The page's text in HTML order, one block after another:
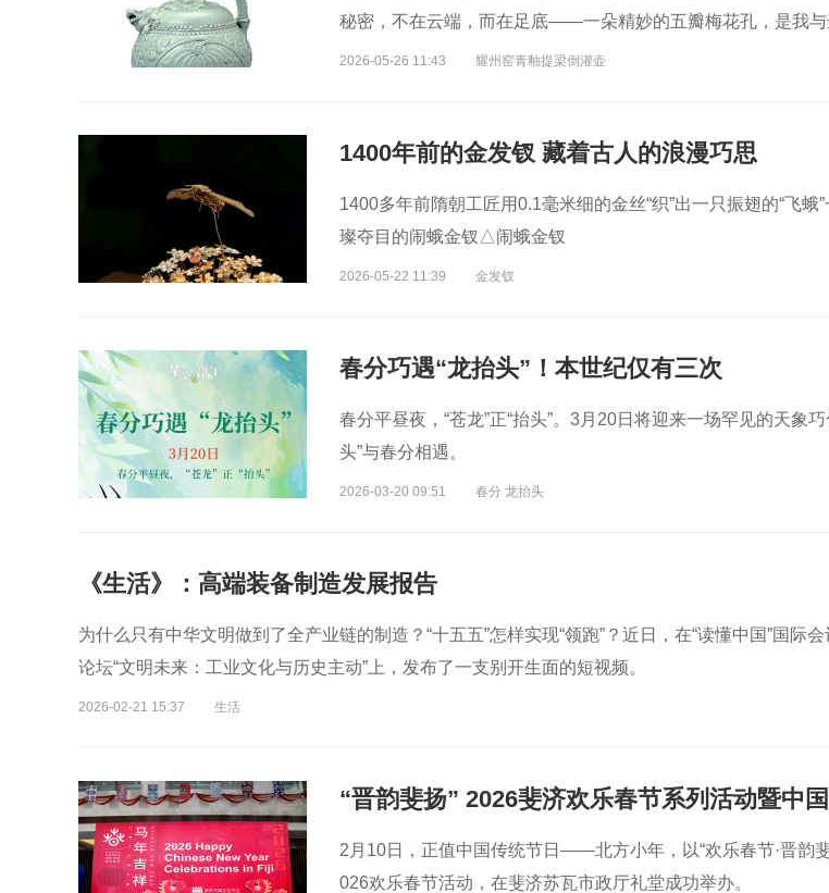
秘密，不在云端，而在足底——一朵精妙的五瓣梅花孔，是我与
的独特方式。
2026-05-26 11:43 耀州窑青釉提梁倒灌壶
1400年前的金发钗 藏着古人的浪漫巧思
1400多年前隋朝工匠用0.1毫米细的金丝“织”出一只振翅的“飞蛾
璨夺目的闹蛾金钗△闹蛾金钗
2026-05-22 11:39 金发钗
春分巧遇“龙抬头”！本世纪仅有三次
春分平昼夜，“苍龙”正“抬头”。3月20日将迎来一场罕见的天象
头”与春分相遇。
2026-03-20 09:51 春分 龙抬头
《生活》：高端装备制造发展报告
为什么只有中华文明做到了全产业链的制造？“十五五”怎样实现“领跑”？近日，在“读懂中国”国际
论坛“文明未来：工业文化与历史主动”上，发布了一支别开生面的短视频。
2026-02-21 15:37 生活
2月10日，正值中国传统节日——北方小年，以“欢乐春节·晋韵
026欢乐春节活动，在斐济苏瓦市政厅礼堂成功举办。